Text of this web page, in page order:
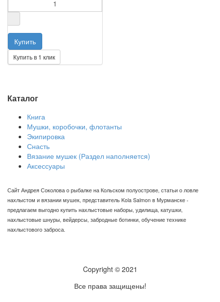
Купить в 1 клик
Каталог
Книга
Мушки, коробочки, флотанты
Экипировка
Снасть
Вязание мушек (Раздел наполняется)
Аксессуары
Сайт Андрея Соколова о рыбалке на Кольском полуострове, статьи о ловле
нахлыстом и вязании мушек, представитель Kola Salmon в Мурманске -
предлагаем выгодно купить нахлыстовые наборы, удилища, катушки,
нахлыстовые шнуры, вейдерсы, забродные ботинки, обучение технике
нахлыстового заброса.
Copyright © 2021
Все права защищены!